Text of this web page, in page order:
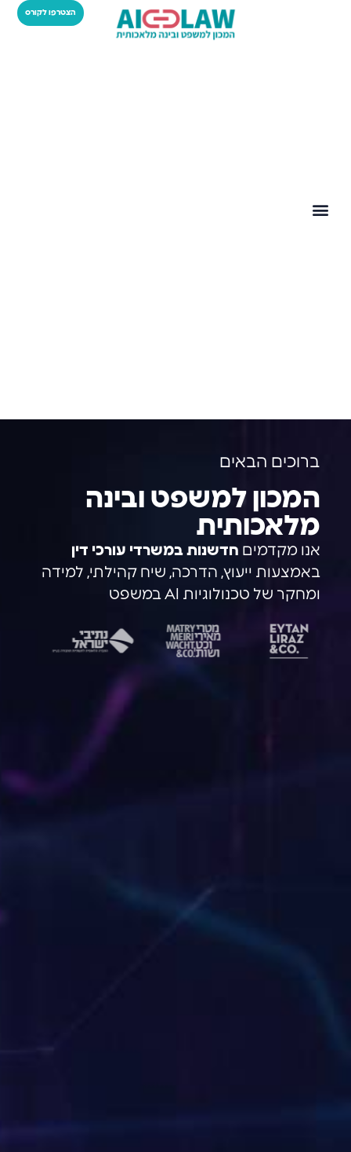
הצטרפו לקורס
ברוכים הבאים
המכון למשפט ובינה
מלאכותית
אנו מקדמים חדשנות במשרדי עורכי דין
באמצעות ייעוץ, הדרכה, שיח קהילתי, למידה
ומחקר של טכנולוגיות AI במשפט